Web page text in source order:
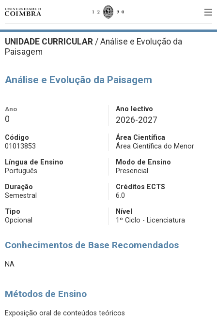
UNIDADE CURRICULAR / Análise e Evolução da
Paisagem
Análise e Evolução da Paisagem
Ano
0
Ano lectivo
2026-2027
Código
01013853
Área Científica
Área Científica do Menor
Língua de Ensino
Português
Modo de Ensino
Presencial
Duração
Semestral
Créditos ECTS
6.0
Tipo
Opcional
Nível
1º Ciclo - Licenciatura
Conhecimentos de Base Recomendados
NA
Métodos de Ensino
Exposição oral de conteúdos teóricos